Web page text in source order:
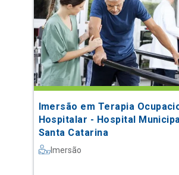
Imersão em Terapia
Hospitalar - Hospital
Santa Catarina
Imersão